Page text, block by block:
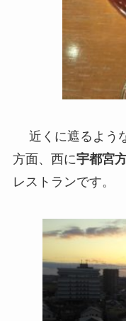
近くに遮るよう
方面、西に宇都宮
レストランです。